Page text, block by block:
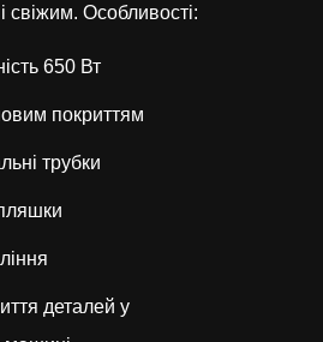
свіжим. Особливості:
650 Вт
покриттям
трубки
деталей у